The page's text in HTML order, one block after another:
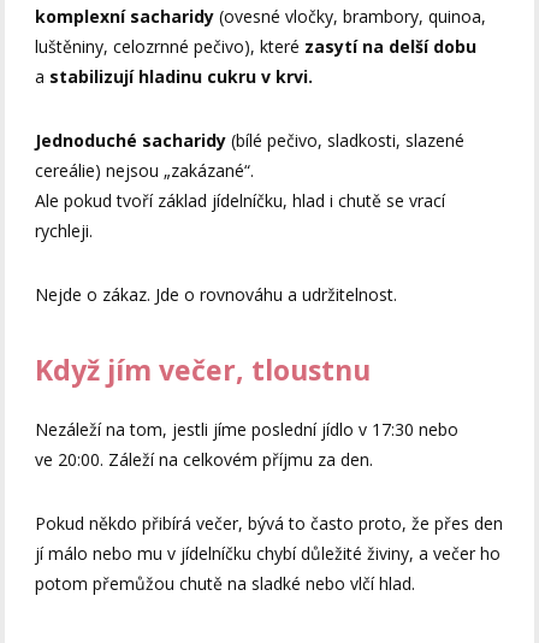
komplexní sacharidy(ovesné vločky, brambory, quinoa,
luštěniny, celozrnné pečivo), které zasytí na delší dobu
a stabilizují hladinu cukru v krvi.
Jednoduché sacharidy(bílé pečivo, sladkosti, slazené
cereálie) nejsou „zakázané“.
Ale pokud tvoří základ jídelníčku, hlad i chutě se vrací
rychleji.
Nejde o zákaz. Jde o rovnováhu a udržitelnost.
Když jím večer, tloustnu
Nezáleží na tom, jestli jíme poslední jídlo v 17:30 nebo
ve 20:00. Záleží na celkovém příjmu za den.
Pokud někdo přibírá večer, bývá to často proto, že přes den
jí málo nebo mu v jídelníčku chybí důležité živiny, a večer ho
potom přemůžou chutě na sladké nebo vlčí hlad.